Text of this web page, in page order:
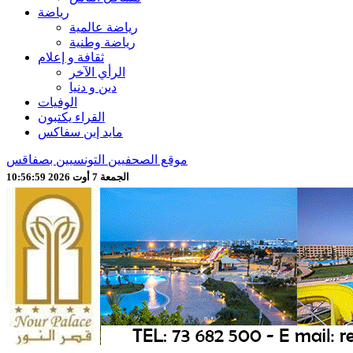
رياضة
رياضة عالمية
رياضة وطنية
ثقافة و إعلام
الرأي الآخر
دين و دنيا
الوفيات
القراء يكتبون
مايد إين سفاكس
موقع الصحفيين التونسيين بصفاقس
الجمعة 7 أوت 2026 10:57:01